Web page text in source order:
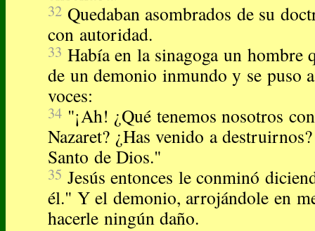
32 Quedaban asombrados de su
con autoridad.
33 Había en la sinagoga un hombre
de un demonio inmundo y se puso
voces:
34 "¡Ah! ¿Qué tenemos nosotros
Nazaret? ¿Has venido a
Santo de Dios."
35 Jesús entonces le conminó
él." Y el demonio, arrojándole en
hacerle ningún daño.